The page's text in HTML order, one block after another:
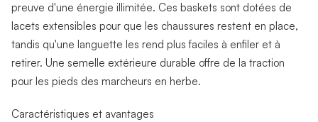
preuve d'une énergie illimitée. Ces baskets sont dotées de
lacets extensibles pour que les chaussures restent en place,
tandis qu'une languette les rend plus faciles à enfiler et à
retirer. Une semelle extérieure durable offre de la traction
pour les pieds des marcheurs en herbe.
Caractéristiques et avantages